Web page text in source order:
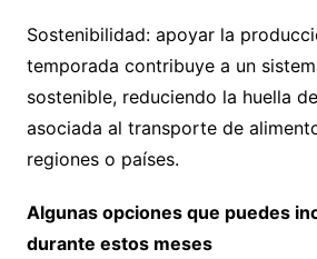
Sostenibilidad: apoyar la
temporada contribuye a un
sostenible, reduciendo la huella
asociada al transporte de
regiones o países.
Algunas opciones que puedes
durante estos meses